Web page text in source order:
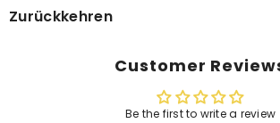
Zurückkehren
Customer
Be the first to write a review